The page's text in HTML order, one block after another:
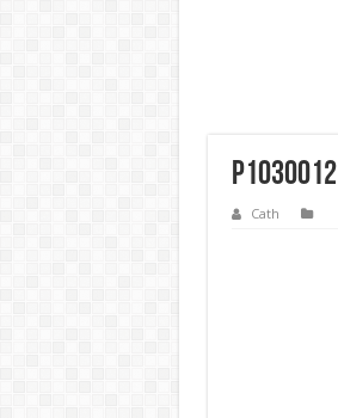
P1030012
Cath